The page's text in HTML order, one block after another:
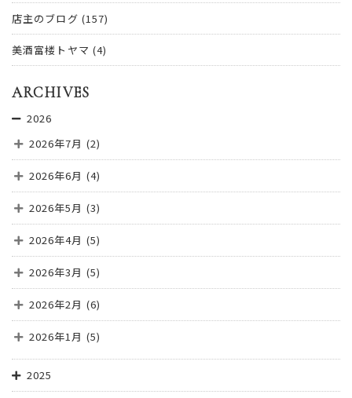
店主のブログ (157)
美酒富楼トヤマ (4)
ARCHIVES
2026
2026年7月 (2)
2026年6月 (4)
2026年5月 (3)
2026年4月 (5)
2026年3月 (5)
2026年2月 (6)
2026年1月 (5)
2025